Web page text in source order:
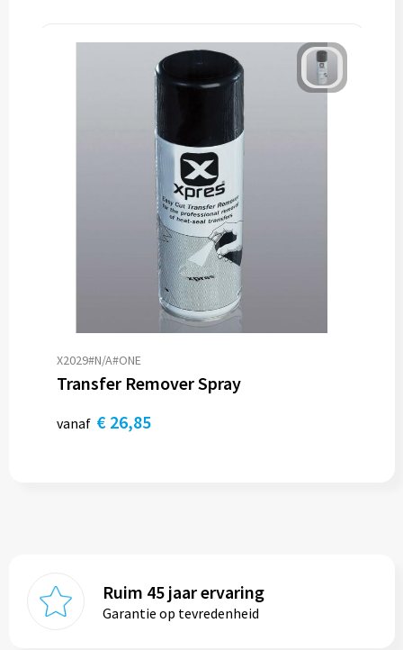
X2029#N/A#ONE
Transfer Remover Spray
vanaf € 26,85
Ruim 45 jaar ervaring
Garantie op tevredenheid